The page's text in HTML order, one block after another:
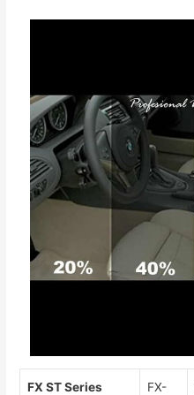
FX ST Series
FX-